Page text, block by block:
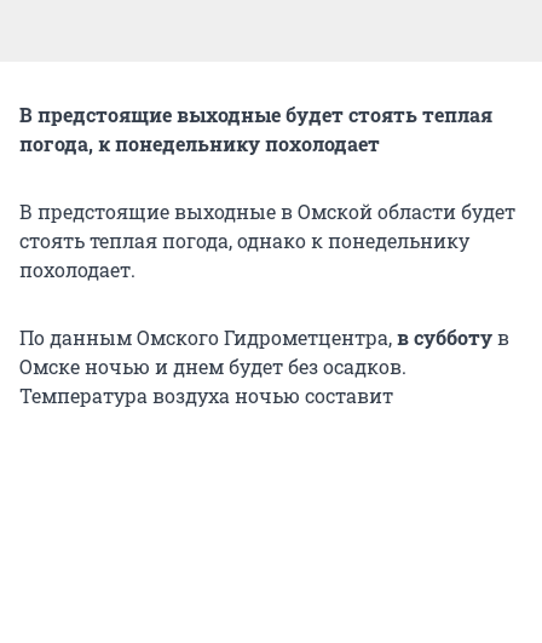
В предстоящие выходные будет стоять теплая
погода, к понедельнику похолодает
В предстоящие выходные в Омской области будет
стоять теплая погода, однако к понедельнику
похолодает.
По данным Омского Гидрометцентра,в субботув
Омске ночью и днем будет без осадков.
Температура воздуха ночью составит